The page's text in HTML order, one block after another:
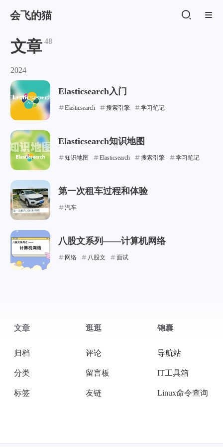
会飞的猫
文章 48
2024
Elasticsearch入门
Elasticsearch 搜索引擎 学习笔记
Elasticsearch知识地图
知识地图 Elasticsearch 搜索引擎 学习笔记
第一次租车过程和体验
汽车
八股文系列——计算机网络
网络 八股文 面试
文章
归档
分类
标签
逛逛
评论
留言板
友链
锦囊
导航站
IT工具箱
Linux命令查询